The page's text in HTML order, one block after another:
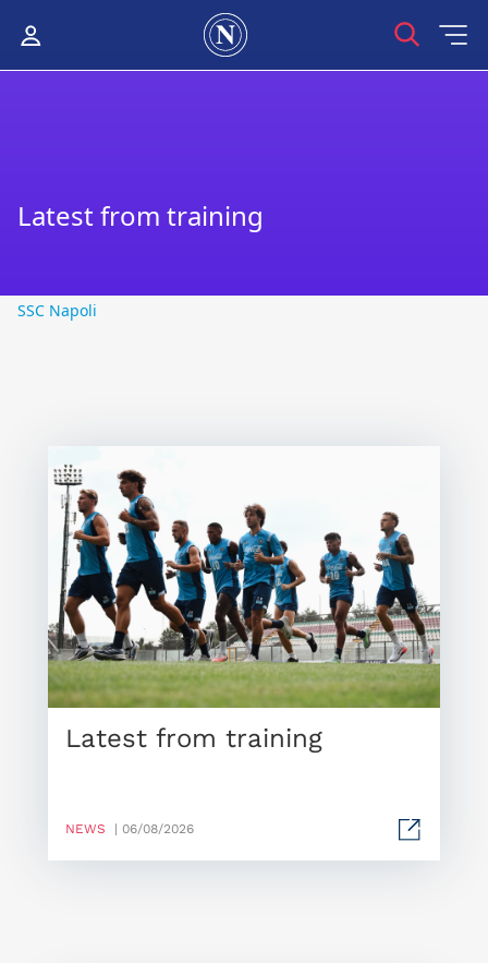
Latest from training
SSC Napoli
Latest from training
NEWS | 06/08/2026